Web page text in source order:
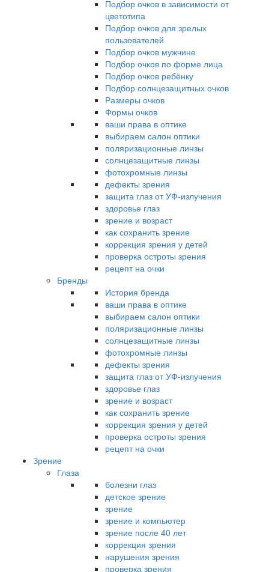
Подбор очков в зависимости от
цветотипа
Подбор очков для зрелых
пользователей
Подбор очков мужчине
Подбор очков по форме лица
Подбор очков ребёнку
Подбор солнцезащитных очков
Размеры очков
Формы очков
ваши права в оптике
выбираем салон оптики
поляризационные линзы
солнцезащитные линзы
фотохромные линзы
дефекты зрения
защита глаз от УФ-излучения
здоровье глаз
зрение и возраст
как сохранить зрение
коррекция зрения у детей
проверка остроты зрения
рецепт на очки
Бренды
История бренда
ваши права в оптике
выбираем салон оптики
поляризационные линзы
солнцезащитные линзы
фотохромные линзы
дефекты зрения
защита глаз от УФ-излучения
здоровье глаз
зрение и возраст
как сохранить зрение
коррекция зрения у детей
проверка остроты зрения
рецепт на очки
Зрение
Глаза
болезни глаз
детское зрение
зрение
зрение и компьютер
зрение после 40 лет
коррекция зрения
нарушения зрения
проверка зрения